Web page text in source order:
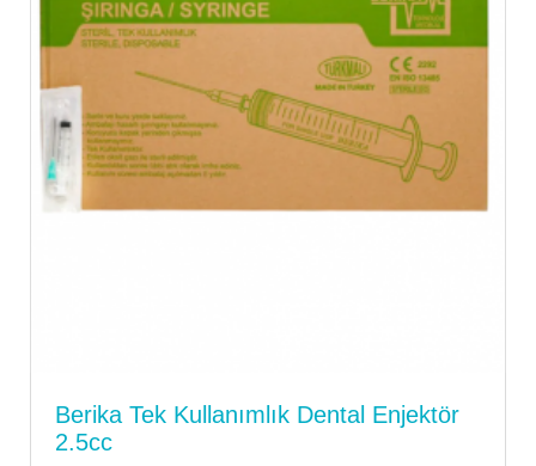
Berika Tek Kullanımlık Dental Enjektör
2.5cc